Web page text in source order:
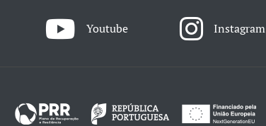
Youtube Instagram